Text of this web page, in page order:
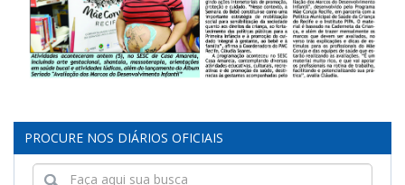
PROCURE NOS DIÁRIOS OFICIAIS